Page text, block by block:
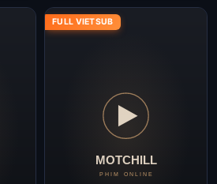
FULL VIETSUB